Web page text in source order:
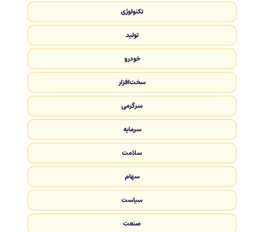
تکنولوژی
تولید
خودرو
سخت‌افزار
سرگرمی
سرمایه
سلامت
سهام
سیاست
صنعت